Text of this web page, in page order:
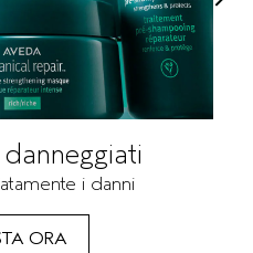
i danni
ORA